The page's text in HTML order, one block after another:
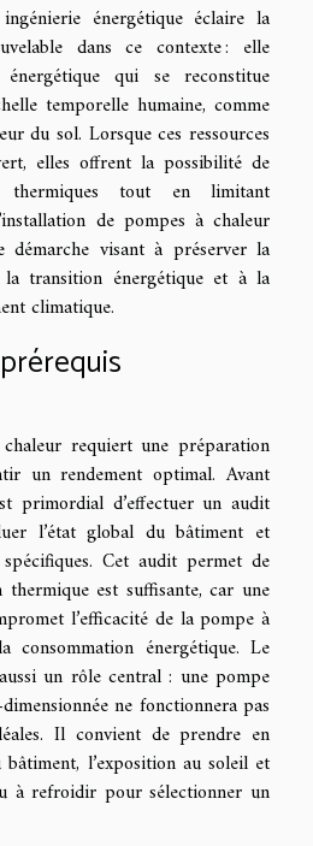
énergétique éclaire la
dans ce contexte : elle
qui se reconstitue
temporelle humaine, comme
du sol. Lorsque ces ressources
elles offrent la possibilité de
tout en limitant
de pompes à chaleur
démarche visant à préserver la
transition énergétique et à la
climatique.
requiert une préparation
un rendement optimal. Avant
primordial d’effectuer un audit
l’état global du bâtiment et
Cet audit permet de
est suffisante, car une
l’efficacité de la pompe à
consommation énergétique. Le
un rôle central : une pompe
ne fonctionnera pas
Il convient de prendre en
l’exposition au soleil et
à refroidir pour sélectionner un